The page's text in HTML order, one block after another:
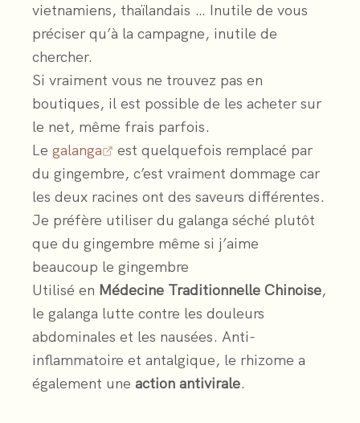
vietnamiens, thaïlandais … Inutile de vous
préciser qu’à la campagne, inutile de
chercher.
Si vraiment vous ne trouvez pas en
boutiques, il est possible de les acheter sur
le net, même frais parfois.
Le galanga
est quelquefois remplacé par
du gingembre, c’est vraiment dommage car
les deux racines ont des saveurs différentes.
Je préfère utiliser du galanga séché plutôt
que du gingembre même si j’aime
beaucoup le gingembre
Utilisé en Médecine Traditionnelle Chinoise,
le galanga lutte contre les douleurs
abdominales et les nausées. Anti-
inflammatoire et antalgique, le rhizome a
également une action antivirale.